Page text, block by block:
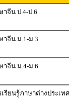
จีน ป.4-ป.6
จีน ม.1-ม.3
จีน ม.4-ม.6
รียนรู้ภาษาต่างประเท